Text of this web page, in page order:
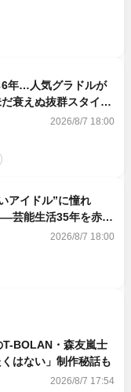
年…人気グラドルが
衰えぬ抜群スタイル
2026/8/7 18:00
アイドル”に憧れ
芸能生活35年を赤
写真集発売2026/8/7 18:00
BOLAN・森友嵐士
はない」制作秘話も
2026/8/7 17:54